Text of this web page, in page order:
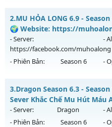
Mu Việt - Chuẩn cày cuốc -
Mu mới ra tháng 08 2026 - Mở
08h ngày 09/08/2626
Exp: 9999x - Drop: 90%
Antihack: ICMPROTECT ✅ 🔴
2.MU HỎA LONG 6.9 -
🌍 Website: https://
- Server:
https://facebook.com/muhoalong
-
- Phiên Bản: Season 6 -
Mu mới ra tháng 08 2026 - Mở
https://facebook.com/
04/08/2626
3.Dragon Season 6.3 -
Sever Khắc Chế Mu Hút Máu
- Server: Dragon -
- Phiên Bản:
Season 6 -